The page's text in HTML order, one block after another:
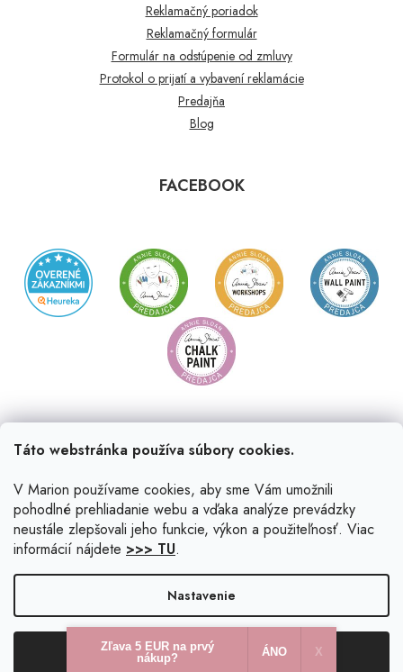
Táto webstránka používa súbory cookies.
V Marion používame cookies, aby sme Vám umožnili
pohodlné prehliadanie webu a vďaka analýze prevádzky
neustále zlepšovali jeho funkcie, výkon a použiteľnosť. Viac
informácií nájdete >>> TU.
Nastavenie
Odmietnuť Súhlasím
Reklamačný poriadok
Reklamačný formulár
Formulár na odstúpenie od zmluvy
Protokol o prijatí a vybavení reklamácie
Predajňa
Blog
FACEBOOK
Vytvoril Shoptet|Upravil Balkys
Copyright 2026 . Všetky práva vyhradené.
Upraviť
nastavenie cookies
Zľava 5 EUR na prvý
nákup?
ÁNO X​